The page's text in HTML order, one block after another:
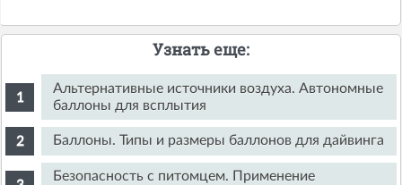
Узнать еще:
Альтернативные источники воздуха. Автономные
баллоны для всплытия
Баллоны. Типы и размеры баллонов для дайвинга
Безопасность с питомцем. Применение